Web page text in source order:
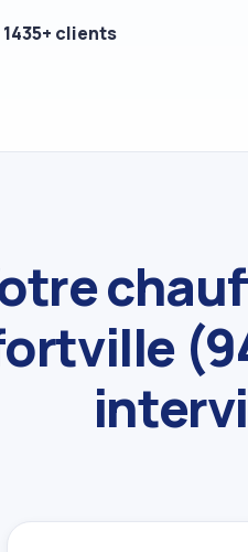
1435+ clients